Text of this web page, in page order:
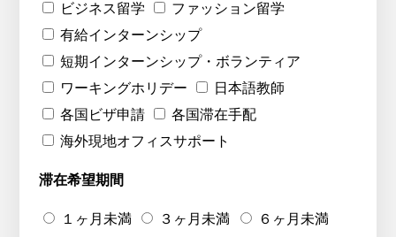
ビジネス留学
ファッション留学
有給インターンシップ
短期インターンシップ・ボランティア
ワーキングホリデー
日本語教師
各国ビザ申請
各国滞在手配
海外現地オフィスサポート
滞在希望期間
１ヶ月未満 ３ヶ月未満
６ヶ月未満